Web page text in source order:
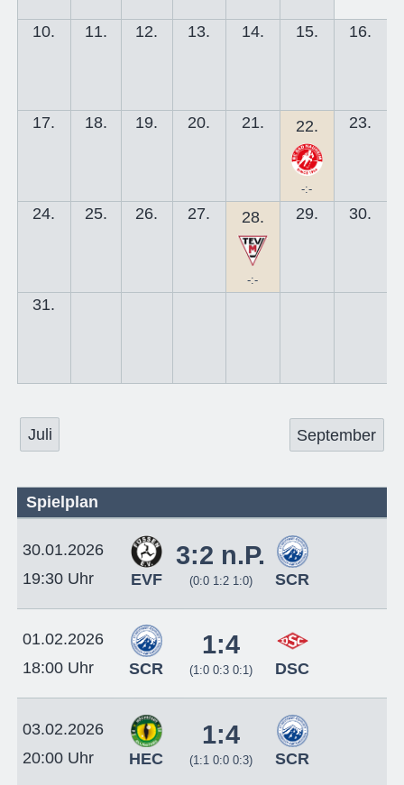
10. 11. 12. 13. 14. 15. 16.
17. 18. 19. 20. 21. 22.
-:-
23.
24. 25. 26. 27. 28.
-:-
29. 30.
31.
Juli September
Spielplan
30.01.2026
19:30 Uhr
EVF
3:2 n.P.
(0:0 1:2 1:0) SCR
01.02.2026
18:00 Uhr
SCR
1:4
(1:0 0:3 0:1) DSC
03.02.2026
20:00 Uhr
HEC
1:4
(1:1 0:0 0:3) SCR